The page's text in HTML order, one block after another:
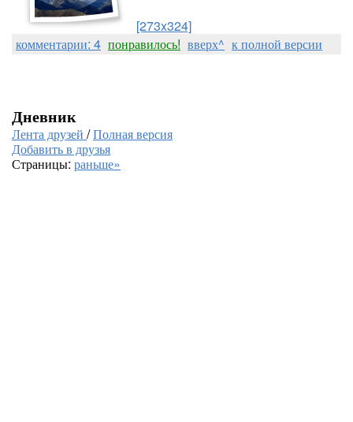
[273x324]
комментарии: 4 понравилось! вверх^ к полной версии
Дневник
Лента друзей /Полная версия
Добавить в друзья
Страницы: раньше»